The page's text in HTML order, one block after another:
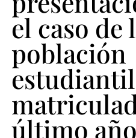
matriculada
en
el
último
año
egresada
el caso de
población
estudiantil
último